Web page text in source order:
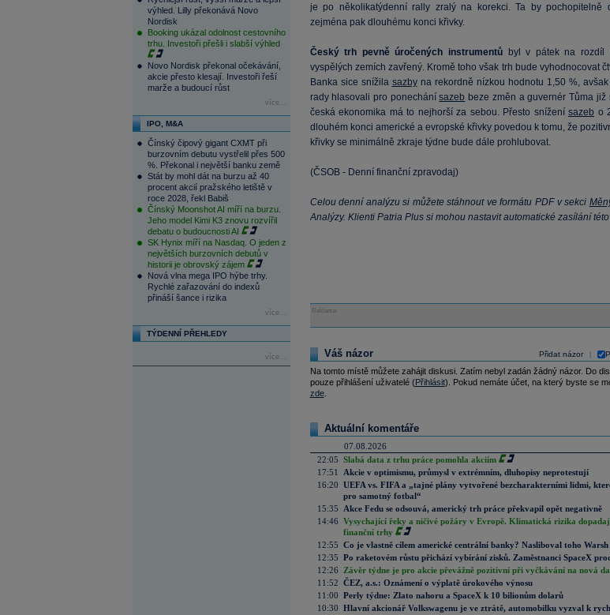
výhled. Lilly překonává Novo
Nordisk
Booking ukázal odolnost cestovního
trhu. Investoři přešli i slabší výhled
Novo Nordisk překonal očekávání,
akcie přesto klesají. Investoři řeší
marže a budoucí růst
více...
IPO, M&A
Čínský čipový gigant CXMT při
burzovním debutu vystřelil přes 500
%. Překonal i největší banku země
Stát by mohl dát na burzu až 40
procent akcií pražského letiště v
roce 2028, řekl Babiš
Čínský Moonshot AI míří na burzu.
Jeho model Kimi K3 znovu rozvířil
debatu o budoucnosti AI
SK Hynix míří na Nasdaq. O jeden z
největších burzovních debutů v
historii je obrovský zájem
Nová vlna mega IPO hýbe trhy.
Rychlé zařazování do indexů
přináší šance i rizika
více...
TÝDENNÍ PŘEHLEDY
více...
je po několikatýdenní rally zralý na korekci. Ta by pochopitelně
zejména pak dlouhému konci křivky.
Český trh pevně úročených instrumentůbyl v pátek na rozdíl
vyspělých zemích zavřený. Kromě toho však trh bude vyhodnocovat
Banka sice snížila sazbyna rekordně nízkou hodnotu 1,50 %,
rady hlasovali pro ponechánísazeb beze změn a guvernér Tůma
česká ekonomika má to nejhorší za sebou. Přesto snížení sazeb o
dlouhém konci americké a evropské křivky povedou k tomu, že
křivky se minimálně zkraje týdne bude dále prohlubovat.
(ČSOB - Denní finanční zpravodaj)
Celou denní analýzu si můžete stáhnout ve formátu PDF v sekci
Analýzy. Klienti Patria Plus si mohou nastavit automatické zasílání
Reklama
Přidat názor
Váš názor
Na tomto místě můžete zahájit diskusi. Zatím nebyl zadán žádný názor. Do
pouze přihlášení uživatelé (Přihlásit). Pokud nemáte účet, na který byste se
zde.
Aktuální komentáře
07.08.2026
22:05 Slabá data z trhu práce pomohla akciím
17:51
Akcie v optimismu, průmysl v extrémním, dluhopisy neprotestují
16:20 UEFA vs. FIFA a „tajné plány vytvořené bezcharakterními lidmi,
pro samotný fotbal“
15:35
Akce Fedu se odsouvá, americký trh práce překvapil opět negativně
14:46 Vysychající řeky a ničivé požáry v Evropě. Klimatická rizika
finanční trhy
12:55 Co je vlastně cílem americké centrální banky? Nasliboval toho
12:35 Po raketovém růstu přichází vybírání zisků. Zaměstnanci SpaceX
12:26
Závěr týdne je pro akcie převážně pozitivní při vyčkávání na nová
11:52 ČEZ, a.s.: Oznámení o výplatě úrokového výnosu
11:00 Perly týdne: Zlato nahoru a SpaceX k 10 bilionům dolarů
10:30 Hlavní akcionář Volkswagenu je ve ztrátě, automobilku vyzval k